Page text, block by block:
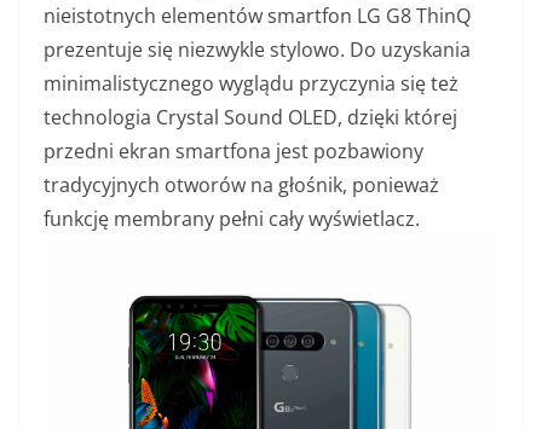
nieistotnych elementów smartfon LG G8 ThinQ
prezentuje się niezwykle stylowo. Do uzyskania
minimalistycznego wyglądu przyczynia się też
technologia Crystal Sound OLED, dzięki której
przedni ekran smartfona jest pozbawiony
tradycyjnych otworów na głośnik, ponieważ
funkcję membrany pełni cały wyświetlacz.